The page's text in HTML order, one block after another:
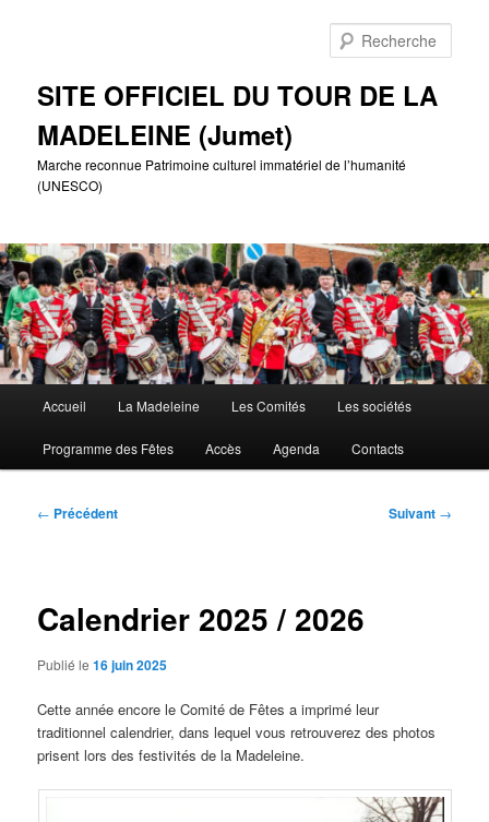
SITE OFFICIEL DU TOUR DE LA
MADELEINE (Jumet)
Marche reconnue Patrimoine culturel immatériel de l’humanité
(UNESCO)
principal
Accueil La Madeleine Les Comités Les sociétés
Programme des Fêtes Accès Agenda Contacts
Navigation
← Précédent Suivant →
Calendrier 2025 / 2026
Publié le16 juin 2025
Cette année encore le Comité de Fêtes a imprimé leur
traditionnel calendrier, dans lequel vous retrouverez des photos
prisent lors des festivités de la Madeleine.